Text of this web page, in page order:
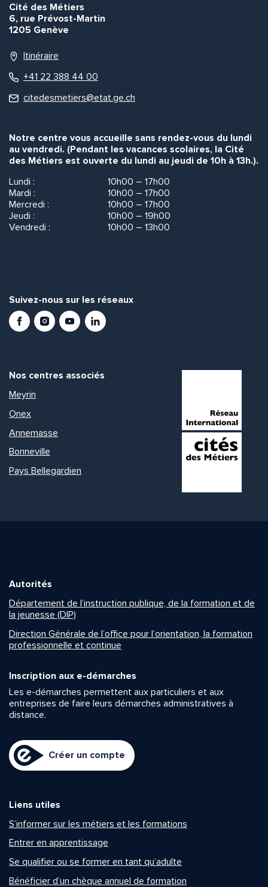
Cité des Métiers
6, rue Prévost-Martin
1205 Genève
Itinéraire
+41 22 388 44 00
citedesmetiers@etat.ge.ch
Notre centre vous accueille sans rendez-vous du lundi
au vendredi. (Pendant les vacances scolaires, la Cité
des Métiers est ouverte du lundi au jeudi de 10h à 13h.).
Lundi :
10h00 – 17h00
Mardi :
10h00 – 17h00
Mercredi :
10h00 – 17h00
Jeudi :
10h00 – 19h00
Vendredi :
10h00 – 13h00
Suivez-nous sur les réseaux
FacebookInstagramYoutubeLinkedIn
Nos centres associés
Meyrin
Onex
Annemasse
Bonneville
Pays Bellegardien
Autorités
Département de l’instruction publique, de la formation et de
la jeunesse (DIP)
Direction Générale de l’office pour l’orientation, la formation
professionnelle et continue
Inscription aux e-démarches
Les e-démarches permettent aux particuliers et aux
entreprises de faire leurs démarches administratives à
distance.
Créer un compte
Liens utiles
S’informer sur les métiers et les formations
Entrer en apprentissage
Se qualifier ou se former en tant qu’adulte
Bénéficier d’un chèque annuel de formation